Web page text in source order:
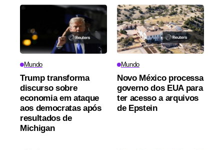
Mundo
Trump transforma
discurso sobre
economia em ataque
aos democratas após
resultados de
Michigan
Mundo
Novo México processa
governo dos EUA para
ter acesso a arquivos
de Epstein